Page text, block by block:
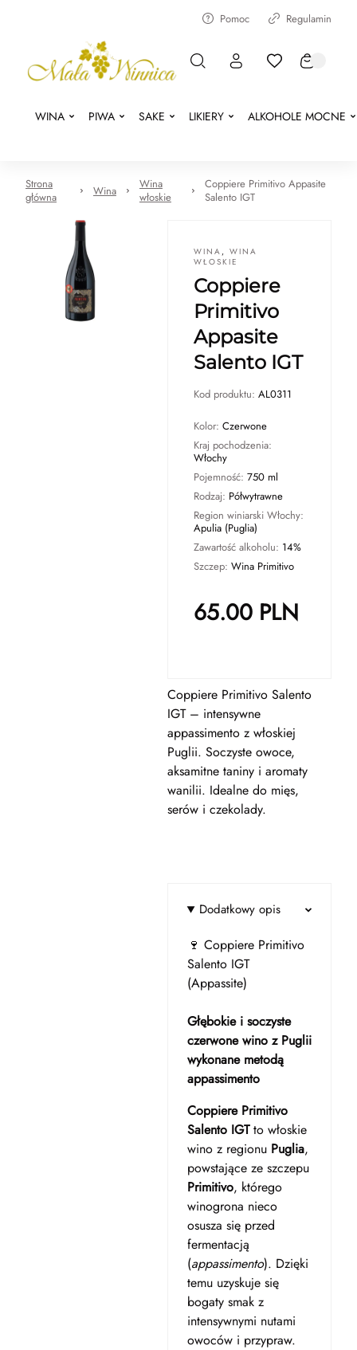
Pomoc Regulamin
WINA PIWA SAKE LIKIERY ALKOHOLE MOCNE
Strona
główna
Wina
Wina
włoskie
Coppiere Primitivo Appasite
Salento IGT
WINA , WINA
WŁOSKIE
Coppiere
Primitivo
Appasite
Salento IGT
Kod produktu: AL0311
Kolor: Czerwone
Kraj pochodzenia:
Włochy
Pojemność: 750 ml
Rodzaj: Półwytrawne
Region winiarski Włochy:
Apulia (Puglia)
Zawartość alkoholu: 14%
Szczep: Wina Primitivo
65.00PLN
Coppiere Primitivo Salento
IGT – intensywne
appassimento z włoskiej
Puglii. Soczyste owoce,
aksamitne taniny i aromaty
wanilii. Idealne do mięs,
serów i czekolady.
Dodatkowy opis
🍷 Coppiere Primitivo
Salento IGT
(Appassite)
Głębokie i soczyste
czerwone wino z Puglii
wykonane metodą
appassimento
Coppiere Primitivo
Salento IGTto włoskie
wino z regionu Puglia,
powstające ze szczepu
Primitivo, którego
winogrona nieco
osusza się przed
fermentacją
(appassimento). Dzięki
temu uzyskuje się
bogaty smak z
intensywnymi nutami
owoców i przypraw.